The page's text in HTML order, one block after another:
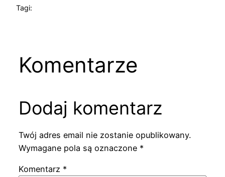
Tagi:
Komentarze
Dodaj komentarz
Twój adres email nie zostanie opublikowany.
Wymagane pola są oznaczone *
Komentarz *